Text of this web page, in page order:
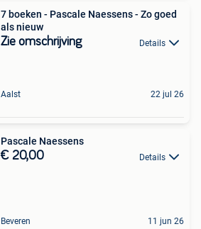
7 boeken - Pascale Naessens - Zo goed
als nieuw
Zie omschrijving Details
Aalst 22 jul 26
Pascale Naessens
€ 20,00 Details
Beveren 11 jun 26